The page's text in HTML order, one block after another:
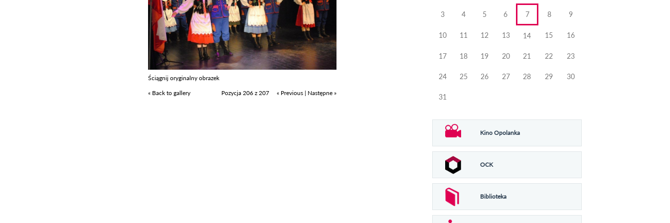
Ściągnij oryginalny obrazek
« Back to gallery
Pozycja 206 z 207 « Previous | Następne »
3 4 5 6 7 8 9
10 11 12 13 14 15 16
17 18 19 20 21 22 23
24 25 26 27 28 29 30
31
Kino Opolanka
OCK
Biblioteka